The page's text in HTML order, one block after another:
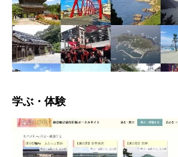
学ぶ・体験